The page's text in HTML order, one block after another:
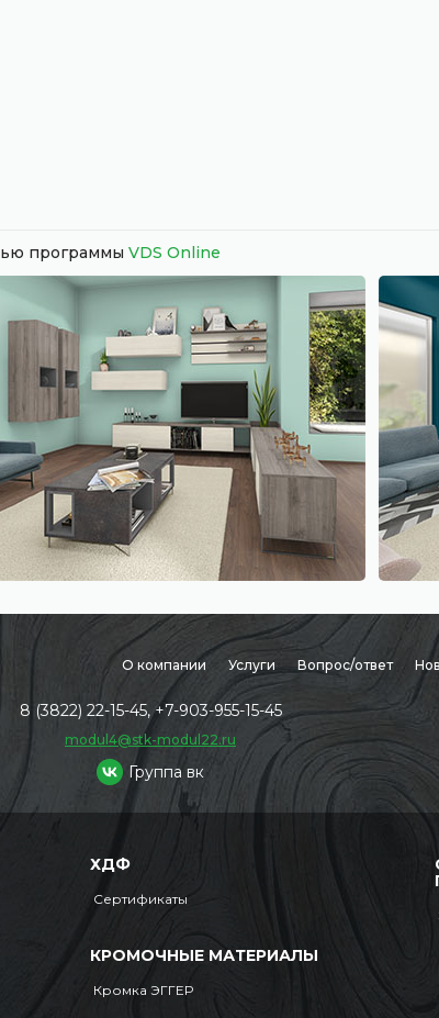
программы VDS Online
О компании Услуги Вопрос/ответ
8 (3822) 22-15-45, +7-903-955-15-45
modul4@stk-modul22.ru
Группа вк
ХДФ
Сертификаты
КРОМОЧНЫЕ МАТЕРИАЛЫ
Кромка ЭГГЕР